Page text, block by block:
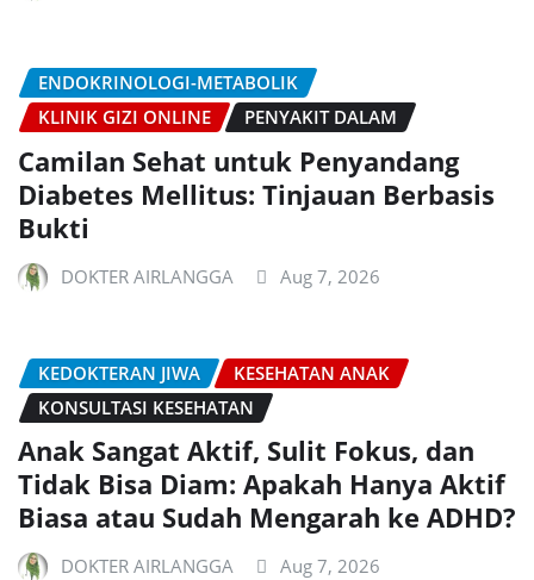
ENDOKRINOLOGI-METABOLIK
KLINIK GIZI ONLINE
PENYAKIT DALAM
Camilan Sehat untuk Penyandang
Diabetes Mellitus: Tinjauan Berbasis
Bukti
DOKTER AIRLANGGA Aug 7, 2026
KEDOKTERAN JIWA
KESEHATAN ANAK
KONSULTASI KESEHATAN
Anak Sangat Aktif, Sulit Fokus, dan
Tidak Bisa Diam: Apakah Hanya Aktif
Biasa atau Sudah Mengarah ke ADHD?
DOKTER AIRLANGGA Aug 7, 2026